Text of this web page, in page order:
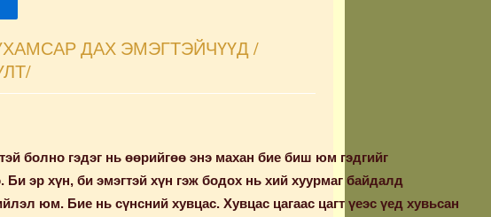
ДАХ ЭМЭГТЭЙЧҮҮД /
болно гэдэг нь өөрийгөө энэ махан бие биш юм гэдгийг
Би эр хүн, би эмэгтэй хүн гэж бодох нь хий хуурмаг байдалд
юм. Бие нь сүнсний хувцас. Хувцас цагаас цагт үеэс үед хувьсан